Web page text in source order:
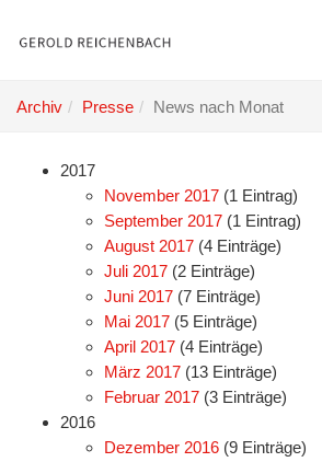
Archiv Presse News nach Monat
2017
November 2017 (1 Eintrag)
September 2017 (1 Eintrag)
August 2017 (4 Einträge)
Juli 2017 (2 Einträge)
Juni 2017 (7 Einträge)
Mai 2017 (5 Einträge)
April 2017 (4 Einträge)
März 2017 (13 Einträge)
Februar 2017 (3 Einträge)
2016
Dezember 2016 (9 Einträge)